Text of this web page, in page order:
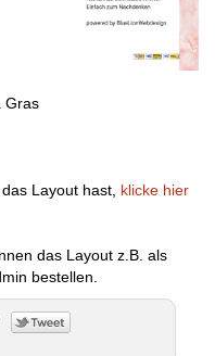
Gras
Layout hast, klicke hier
das Layout z.B. als
bestellen.